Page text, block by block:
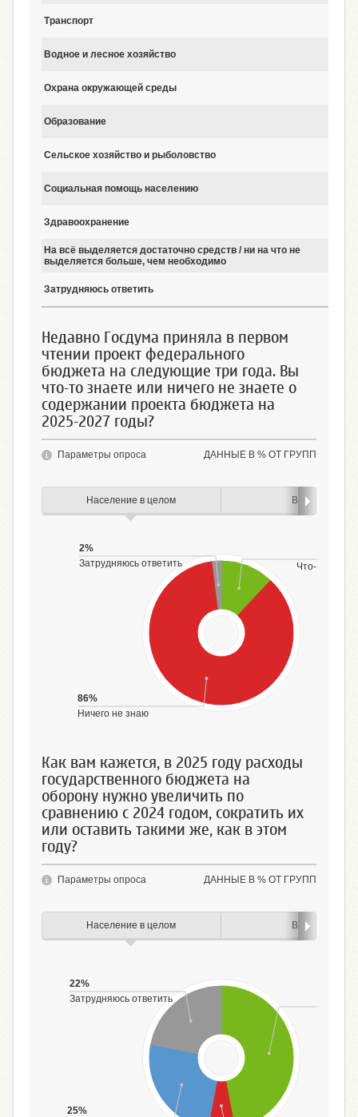
Транспорт
Водное и лесное хозяйство
Охрана окружающей среды
Образование
Сельское хозяйство и рыболовство
Социальная помощь населению
Здравоохранение
На всё выделяется достаточно средств / ни на что не
выделяется больше, чем необходимо
Затрудняюсь ответить
Недавно Госдума приняла в первом
чтении проект федерального
бюджета на следующие три года. Вы
что-то знаете или ничего не знаете о
содержании проекта бюджета на
2025-2027 годы?
ДАННЫЕ В % ОТ ГРУПП
Параметры опроса
Население в целом Возраст
Что-то знаю
86%
Ничего не знаю
2%
Затрудняюсь ответить
Как вам кажется, в 2025 году расходы
государственного бюджета на
оборону нужно увеличить по
сравнению с 2024 годом, сократить их
или оставить такими же, как в этом
году?
ДАННЫЕ В % ОТ ГРУПП
Параметры опроса
Население в целом Возраст
25%
22%
Затрудняюсь ответить